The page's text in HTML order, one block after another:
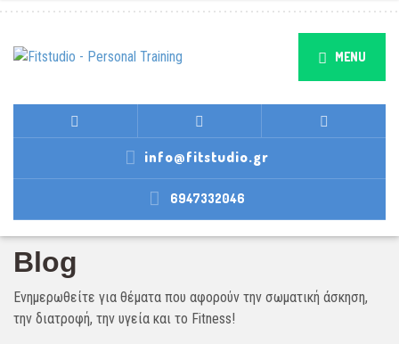
MENU
info@fitstudio.gr
6947332046
Blog
Ενημερωθείτε για θέματα που αφορούν την σωματική άσκηση,
την διατροφή, την υγεία και το Fitness!